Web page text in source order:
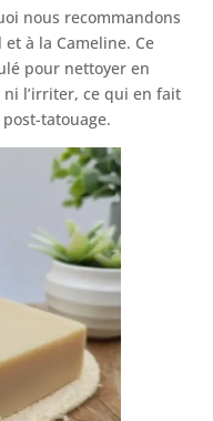
nous recommandons
à la Cameline. Ce
pour nettoyer en
l’irriter, ce qui en fait
tatouage.